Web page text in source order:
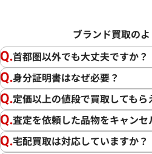
ブランド買取の
首都圏以外でも大丈夫ですか？
身分証明書はなぜ必要？
定価以上の値段で買取してもら
査定を依頼した品物をキャン
宅配買取は対応していますか？